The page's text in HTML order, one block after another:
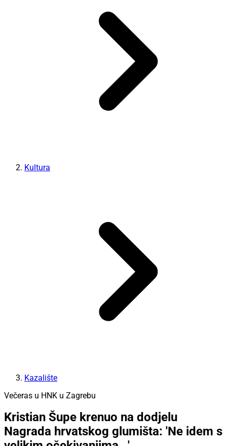
Kultura
Kazalište
Večeras u HNK u Zagrebu
Kristian Šupe krenuo na dodjelu
Nagrada hrvatskog glumišta: 'Ne idem s